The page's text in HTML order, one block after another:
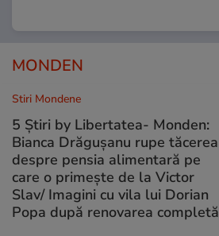
MONDEN
Stiri Mondene
5 Știri by Libertatea- Monden:
Bianca Drăgușanu rupe tăcerea
despre pensia alimentară pe
care o primește de la Victor
Slav/ Imagini cu vila lui Dorian
Popa după renovarea completă